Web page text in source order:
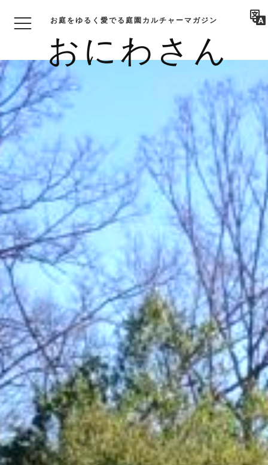
おにわさん
お庭をゆるく愛でる庭園カルチャーマガジン